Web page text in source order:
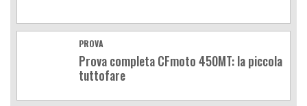
PROVA
Prova completa CFmoto 450MT: la piccola
tuttofare